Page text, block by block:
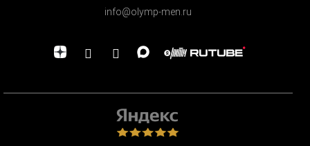
info@olymp-men.ru